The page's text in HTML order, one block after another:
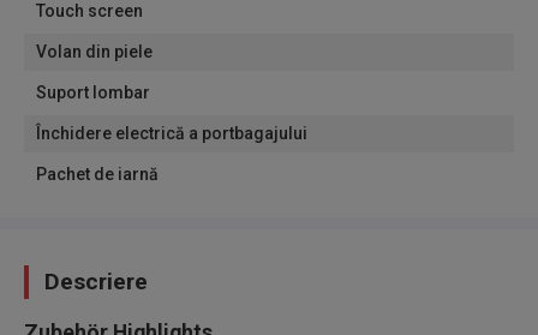
Touch screen
Volan din piele
Suport lombar
Închidere electrică a portbagajului
Pachet de iarnă
Descriere